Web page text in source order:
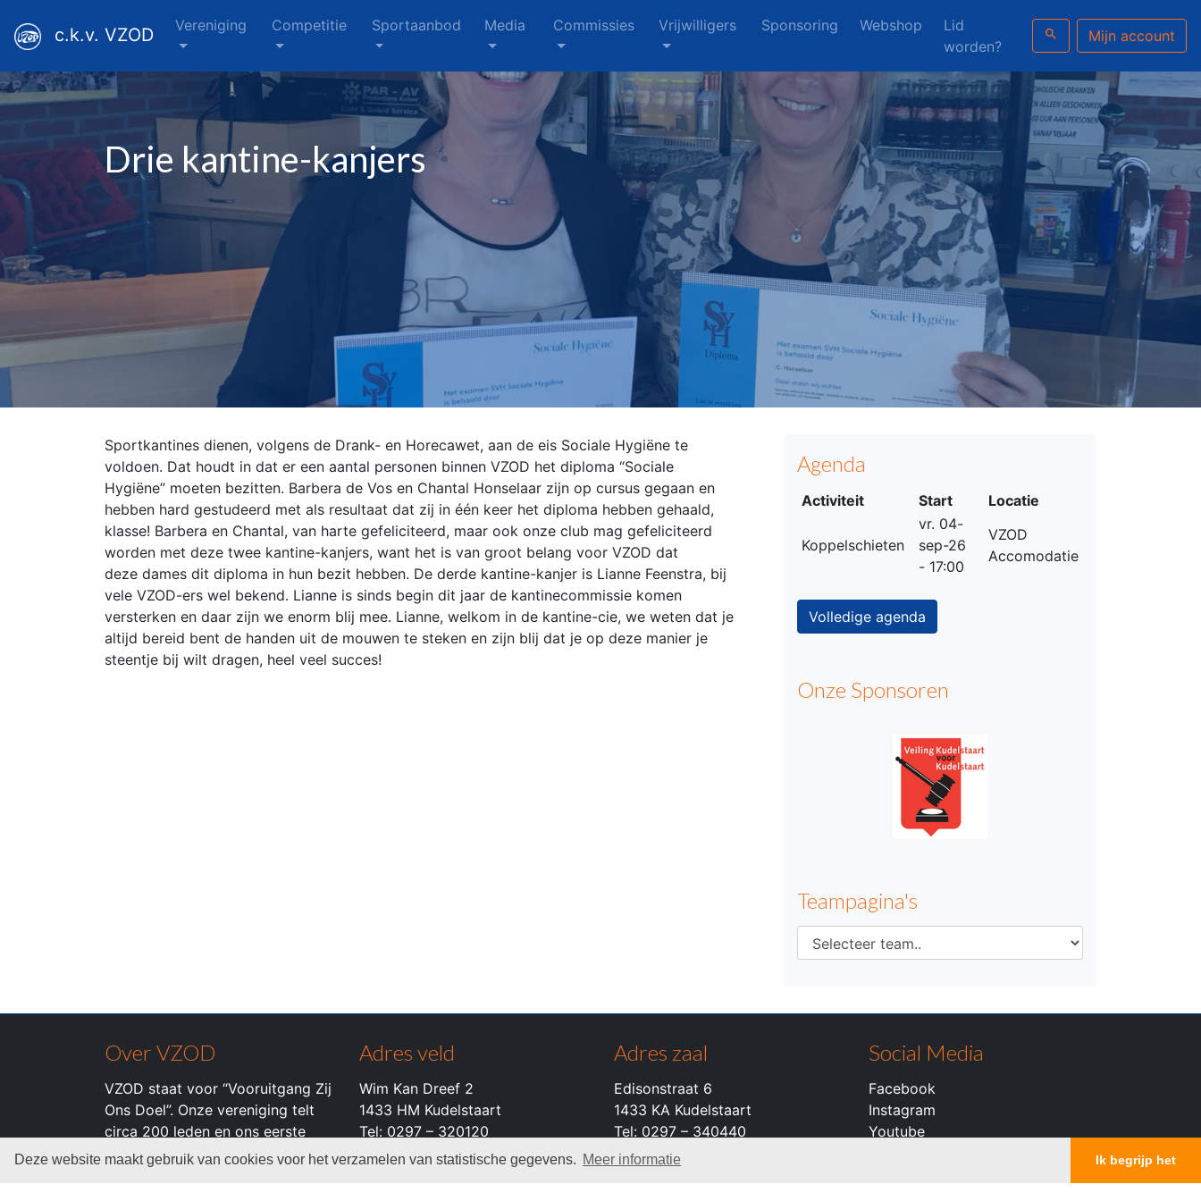
Deze website maakt gebruik van cookies voor het verzamelen van statistische gegevens. Meer informatie Ik begrijp het
c.k.v. VZOD Vereniging Competitie Sportaanbod Media Commissies Vrijwilligers Sponsoring Webshop
Lid
worden?
search Mijn account
Drie kantine-kanjers
Sportkantines dienen, volgens de Drank- en Horecawet, aan de eis Sociale Hygiëne te
voldoen. Dat houdt in dat er een aantal personen binnen VZOD het diploma “Sociale
Hygiëne” moeten bezitten. Barbera de Vos en Chantal Honselaar zijn op cursus gegaan en
hebben hard gestudeerd met als resultaat dat zij in één keer het diploma hebben gehaald,
klasse! Barbera en Chantal, van harte gefeliciteerd, maar ook onze club mag gefeliciteerd
worden met deze twee kantine-kanjers, want het is van groot belang voor VZOD dat
deze dames dit diploma in hun bezit hebben. De derde kantine-kanjer is Lianne Feenstra, bij
vele VZOD-ers wel bekend. Lianne is sinds begin dit jaar de kantinecommissie komen
versterken en daar zijn we enorm blij mee. Lianne, welkom in de kantine-cie, we weten dat je
altijd bereid bent de handen uit de mouwen te steken en zijn blij dat je op deze manier je
steentje bij wilt dragen, heel veel succes!
Agenda
Activiteit Start Locatie
Koppelschieten
vr. 04-
sep-26
- 17:00
VZOD
Accomodatie
Volledige agenda
Onze Sponsoren
Teampagina's
Over VZOD
VZOD staat voor “Vooruitgang Zij
Ons Doel”. Onze vereniging telt
circa 200 leden en ons eerste
team komt uit in de 2e klasse.
Adres veld
Wim Kan Dreef 2
1433 HM Kudelstaart
Tel: 0297 – 320120
Adres zaal
Edisonstraat 6
1433 KA Kudelstaart
Tel: 0297 – 340440
Social Media
Facebook
Instagram
Youtube